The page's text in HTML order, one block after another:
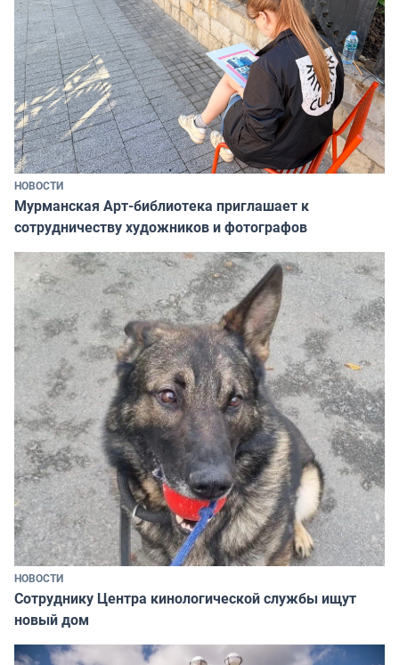
НОВОСТИ
Мурманская Арт-библиотека приглашает к
сотрудничеству художников и фотографов
НОВОСТИ
Сотруднику Центра кинологической службы ищут
новый дом